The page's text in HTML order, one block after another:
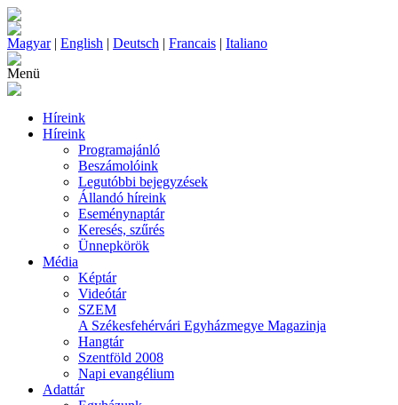
Magyar| English | Deutsch | Francais | Italiano
Menü
Híreink
Híreink
Programajánló
Beszámolóink
Legutóbbi bejegyzések
Állandó híreink
Eseménynaptár
Keresés, szűrés
Ünnepkörök
Média
Képtár
Videótár
SZEM
A Székesfehérvári Egyházmegye Magazinja
Hangtár
Szentföld 2008
Napi evangélium
Adattár